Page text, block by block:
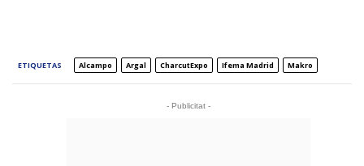
ETIQUETAS Alcampo Argal CharcutExpo Ifema Madrid Makro
- Publicitat -